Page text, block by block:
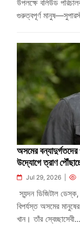
উপলক্ষে বলিউড
গুরুত্বপূর্ণ
অসমের বন্যাদুর্গতদের
উদ্যোগে ত্রাণ
Jul 29, 2026 |
স্যন্দন ডিজিটাল
বিপর্যস্ত অসমের
খান। তাঁর স্বেচ্ছাসেবী...